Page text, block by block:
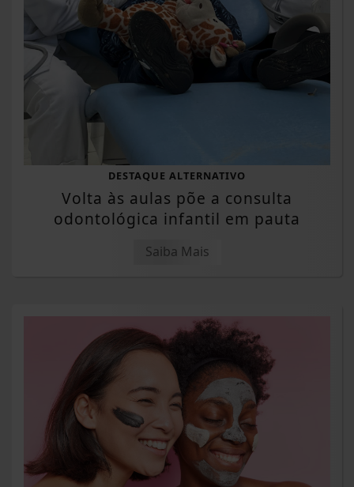
DESTAQUE ALTERNATIVO
Volta às aulas põe a consulta
odontológica infantil em pauta
Saiba Mais